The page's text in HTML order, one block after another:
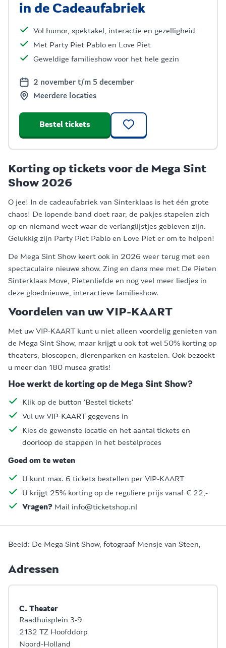
in de Cadeaufabriek
Vol humor, spektakel, interactie en gezelligheid
Met Party Piet Pablo en Love Piet
Geweldige familieshow voor het hele gezin
2 november t/m 5 december
Meerdere locaties
Bestel tickets
Korting op tickets voor de Mega Sint
Show 2026
O jee! In de cadeaufabriek van Sinterklaas is het één grote
chaos! De lopende band doet raar, de pakjes stapelen zich
op en niemand weet waar de verlanglijstjes gebleven zijn.
Gelukkig zijn Party Piet Pablo en Love Piet er om te helpen!
De Mega Sint Show keert ook in 2026 weer terug met een
spectaculaire nieuwe show. Zing en dans mee met De Pieten
Sinterklaas Move, Pietenliefde en nog veel meer liedjes in
deze gloednieuwe, interactieve familieshow.
Voordelen van uw VIP-KAART
Met uw VIP-KAART kunt u niet alleen voordelig genieten van
de Mega Sint Show, maar krijgt u ook tot wel 50% korting op
theaters, bioscopen, dierenparken en kastelen. Ook bezoekt
u meer dan 180 musea gratis!
Hoe werkt de korting op de Mega Sint Show?
Klik op de button 'Bestel tickets'
Vul uw VIP-KAART gegevens in
Kies de gewenste locatie en het aantal tickets en
doorloop de stappen in het bestelproces
Goed om te weten
U kunt max. 6 tickets bestellen per VIP-KAART
U krijgt 25% korting op de reguliere prijs vanaf € 22,-
Vragen? Mail info@ticketshop.nl
Beeld: De Mega Sint Show, fotograaf Mensje van Steen,
Adressen
C. Theater
Raadhuisplein 3-9
2132 TZ Hoofddorp
Noord-Holland